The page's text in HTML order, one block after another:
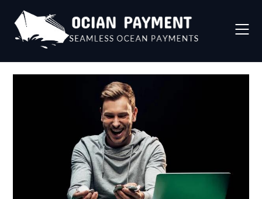
content